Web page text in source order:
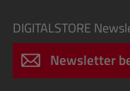
DIGITALSTORE
Newsletter